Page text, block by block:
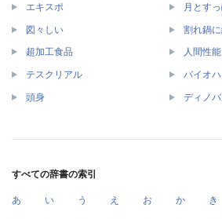
エキスポ 月とす
図々しい 割れ鍋
超加工食品 人間性能
テスクリアル バイオ
頭身 ディノ
すべての辞書の索引
あ い う え お か き